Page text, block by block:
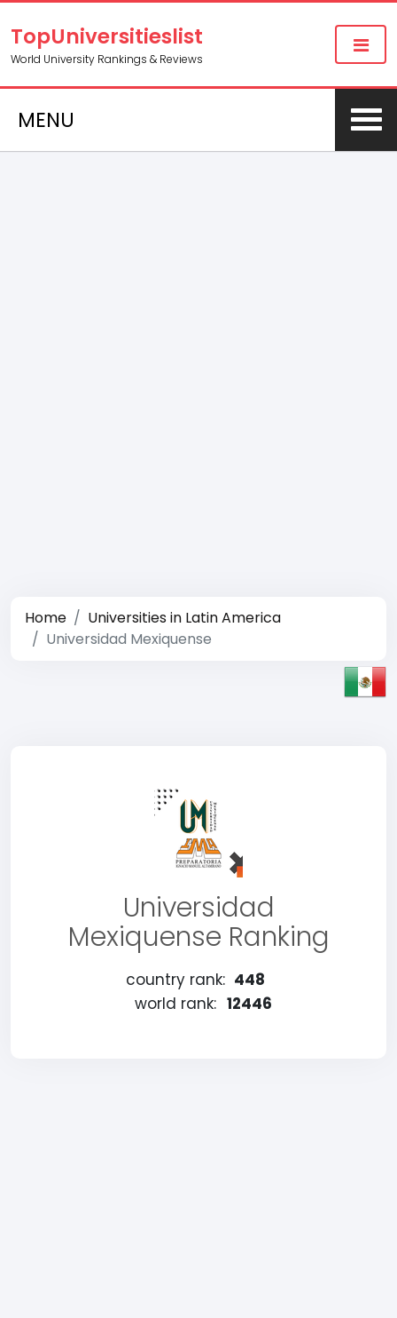
TopUniversitieslist
World University Rankings & Reviews
MENU
Home
Universities in Latin America
Universidad Mexiquense
Universidad
Mexiquense Ranking
country rank: 448
world rank: 12446